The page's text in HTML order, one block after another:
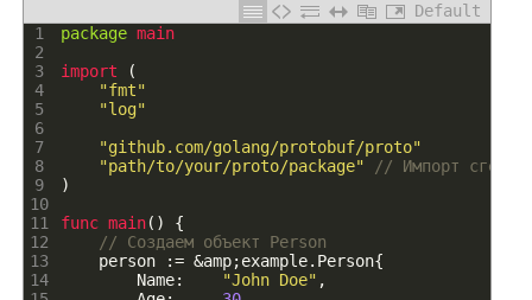
Default
1
2
3
4
5
6
7
8
9
10
11
12
13
14
package main
import
(
"fmt"
"log"
"github.com/golang/protobuf/proto"
"path/to/your/proto/package"
// Импорт
)
func main( )
{
// Создаем объект Person
person
:= &amp;example. Person{
Name: "John Doe" ,